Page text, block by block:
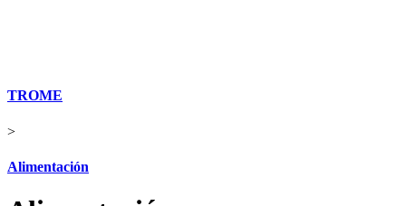
TROME
>
Alimentación